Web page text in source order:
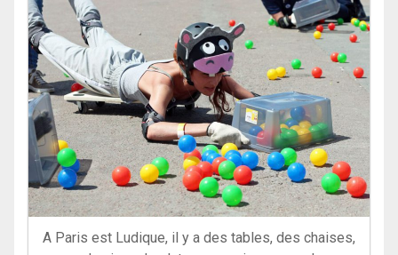
A Paris est Ludique, il y a des tables, des chaises,